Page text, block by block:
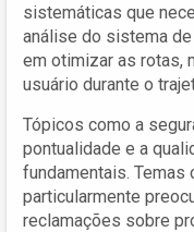
sistemáticas que
análise do sistema
em otimizar as rotas,
usuário durante o
Tópicos como a
pontualidade e a
fundamentais. Temas
particularmente
reclamações sobre